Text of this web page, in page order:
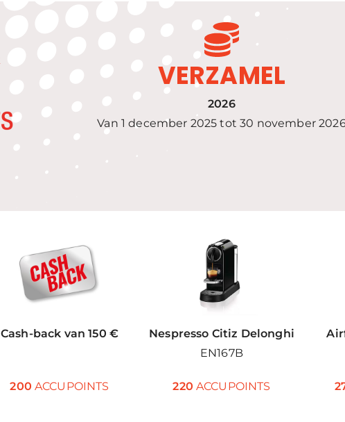
VERZAMEL
2026
Van 1 december 2025 tot 30 november
Cash-back van 150 €
200 ACCUPOINTS
Nespresso Citiz Delonghi
EN167B
220 ACCUPOINTS